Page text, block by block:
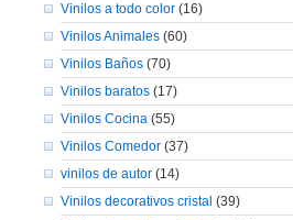
Vinilos a todo color(16)
Vinilos Animales(60)
Vinilos Baños(70)
Vinilos baratos(17)
Vinilos Cocina(55)
Vinilos Comedor(37)
vinilos de autor(14)
Vinilos decorativos cristal (39)